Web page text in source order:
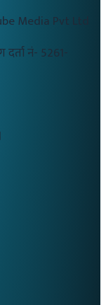
Media Pvt Ltd
दर्ता नं- 5261-